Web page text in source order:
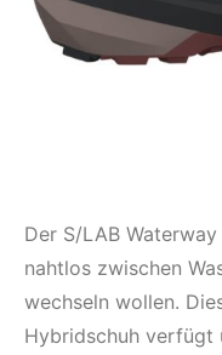
Der S/LAB
nahtlos zwischen
wechseln wollen.
Hybridschuh verfügt